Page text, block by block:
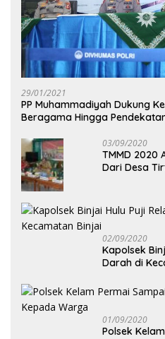
29/01/2021
PP Muhammadiyah Dukung
Beragama Hingga
03/09/2020
TMMD 2020
Dari Desa
02/09/2020
Kapolsek
Darah di
01/09/2020
Polsek